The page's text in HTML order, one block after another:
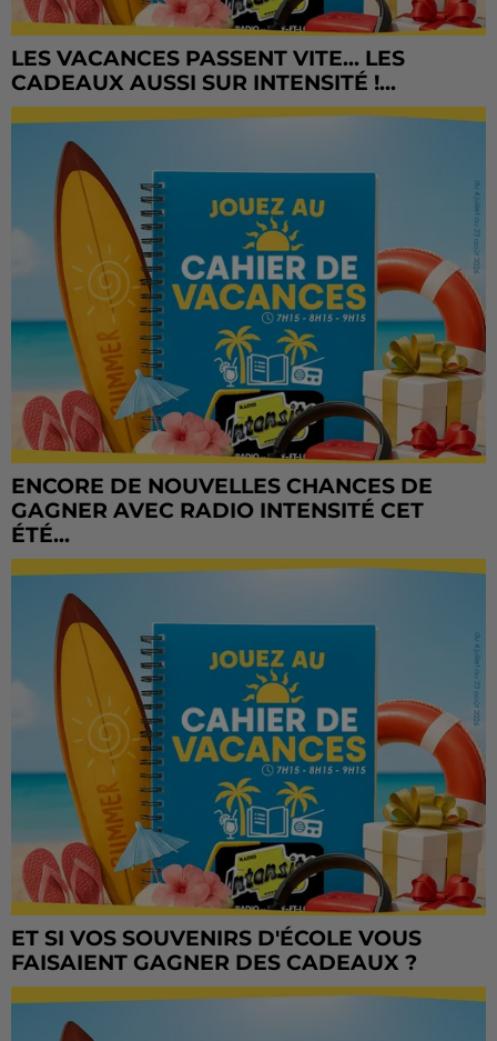
LES VACANCES PASSENT VITE... LES
CADEAUX AUSSI SUR INTENSITÉ !...
ENCORE DE NOUVELLES CHANCES DE
GAGNER AVEC RADIO INTENSITÉ CET
ÉTÉ...
ET SI VOS SOUVENIRS D'ÉCOLE VOUS
FAISAIENT GAGNER DES CADEAUX ?